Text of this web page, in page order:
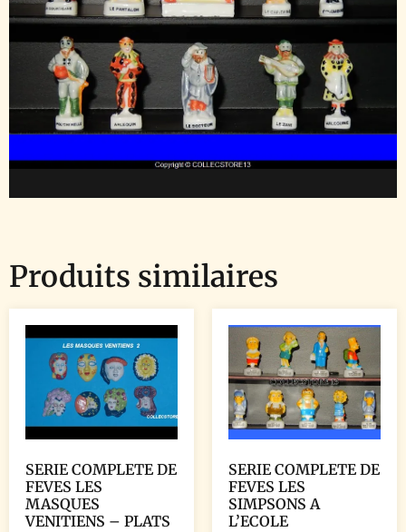
Produits similaires
SERIE COMPLETE DE
FEVES LES
MASQUES
VENITIENS – PLATS
SERIE COMPLETE DE
FEVES LES
SIMPSONS A
L’ECOLE